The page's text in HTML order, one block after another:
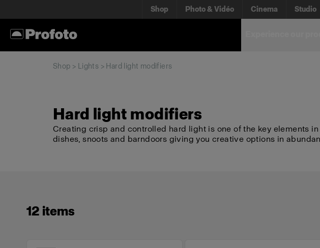
Shop Photo & Vidéo Cinema Studio
Shop > Lights > Hard light modifiers
Hard light modifiers
Creating crisp and controlled hard light is one of the key elements
dishes, snoots and barndoors giving you creative options in
12 items